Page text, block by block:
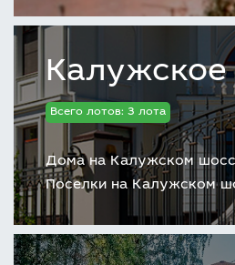
Всего лотов: 3 лота
Дома на Калужском
Поселки на Калужском